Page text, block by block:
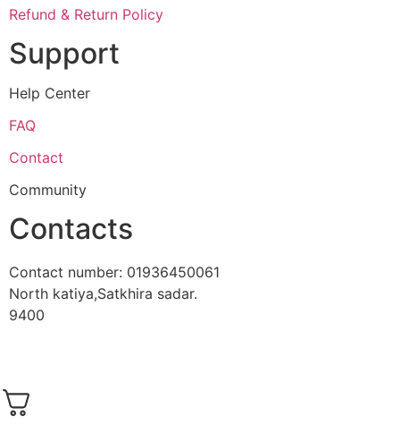
Refund & Return Policy
Support
Help Center
FAQ
Contact
Community
Contacts
Contact number: 01936450061
North katiya,Satkhira sadar.
9400